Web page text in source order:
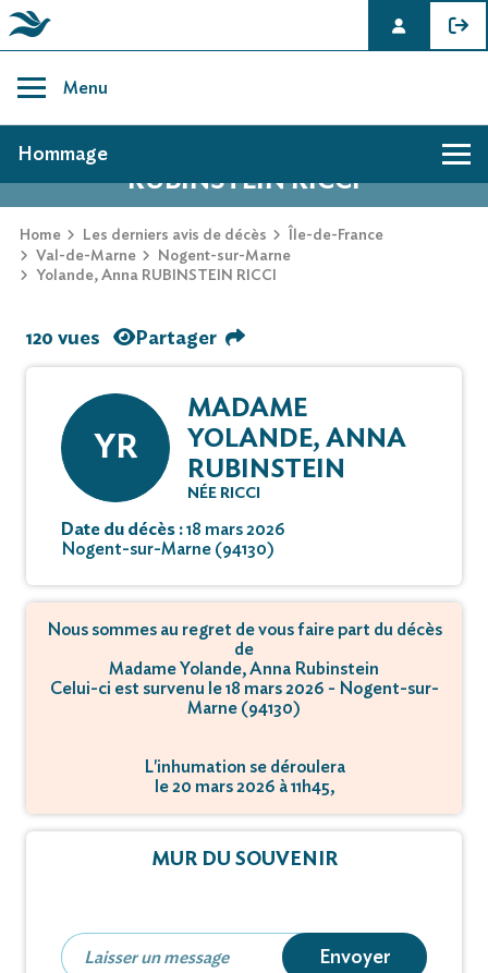
content
Menu
AVIS DE DÉCÈS DE YOLANDE, ANNA
RUBINSTEIN RICCI
Home Les derniers avis de décès
Île-de-France
Val-de-Marne
Nogent-sur-Marne
Yolande, Anna RUBINSTEIN RICCI
Hommage
120 vues Partager
YR
MADAME
YOLANDE, ANNA
RUBINSTEIN
NÉE RICCI
Date du décès :18 mars 2026
Nogent-sur-Marne (94130)
Nous sommes au regret de vous faire part du décès
de
Madame Yolande, Anna Rubinstein
Celui-ci est survenu le 18 mars 2026 - Nogent-sur-
Marne (94130)
L'inhumation se déroulera
le 20 mars 2026 à 11h45,
MUR DU SOUVENIR
Envoyer